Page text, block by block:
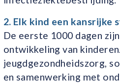
2. Elk kind een kansrijke
De eerste 1000 dagen
ontwikkeling van
jeugdgezondheidszorg,
en samenwerking met